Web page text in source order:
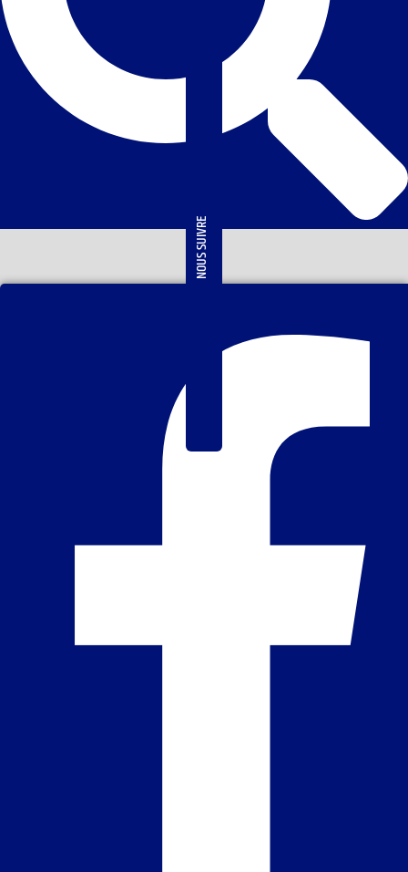
NOUS SUIVRE